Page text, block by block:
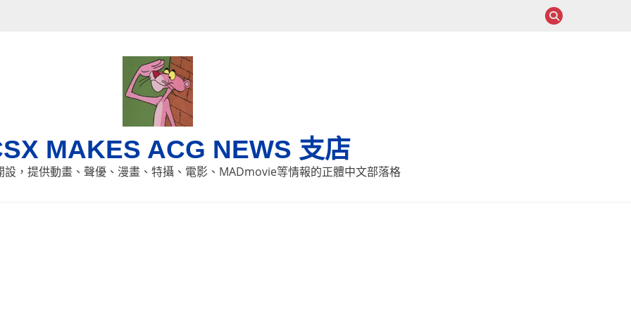
MAKES ACG NEWS 支店
設，提供動畫、聲優、漫畫、特攝、電影、MADmovie等情報的正體中文部落格